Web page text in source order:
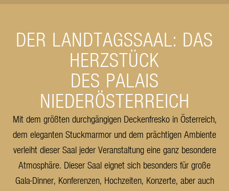
DER LANDTAGSSAAL: DAS
HERZSTÜCK
DES PALAIS
NIEDERÖSTERREICH
Mit dem größten durchgängigen Deckenfresko in Österreich,
dem eleganten Stuckmarmor und dem prächtigen Ambiente
verleiht dieser Saal jeder Veranstaltung eine ganz besondere
Atmosphäre. Dieser Saal eignet sich besonders für große
Gala-Dinner, Konferenzen, Hochzeiten, Konzerte, aber auch